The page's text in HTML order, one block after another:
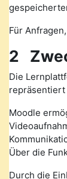
Für
2
Die
repräsentiert
Moodle
Über die
Durch die